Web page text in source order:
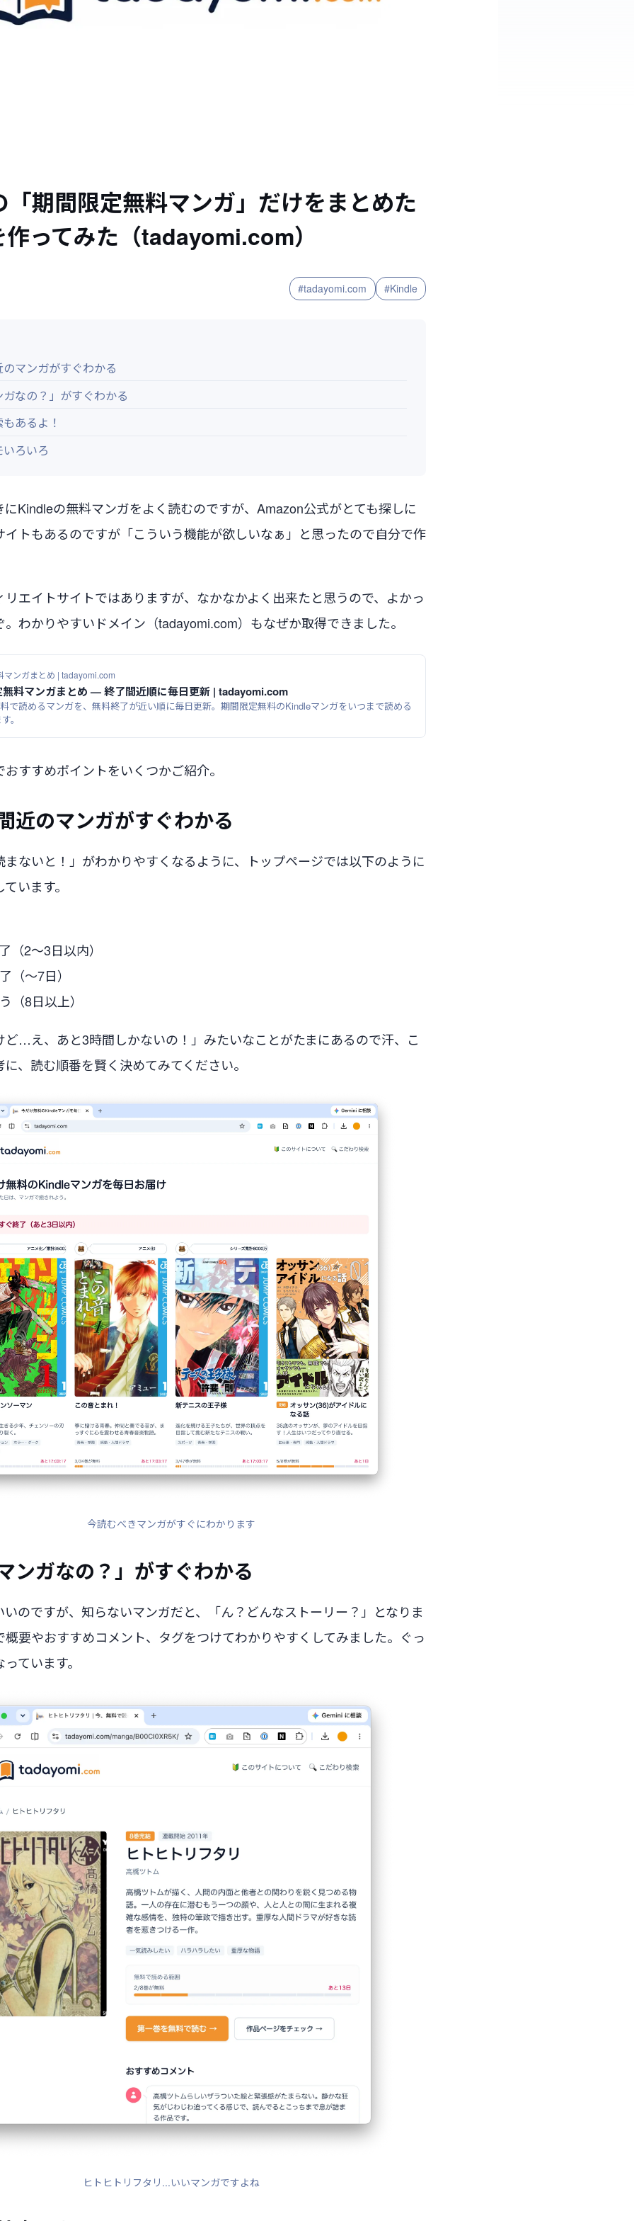
期間限定無料マンガ」だけをまとめた
ってみた（tadayomi.com）
#tadayomi.com #Kindle
マンガがすぐわかる
なの？」がすぐわかる
あるよ！
ろいろ
Kindleの無料マンガをよく読むのですが、Amazon公式がとても探しに
イトもあるのですが「こういう機能が欲しいなぁ」と思ったので自分で作
エイトサイトではありますが、なかなかよく出来たと思うので、よかっ
わかりやすいドメイン（tadayomi.com）もなぜか取得できました。
ンガまとめ | tadayomi.com
料マンガまとめ — 終了間近順に毎日更新 | tadayomi.com
で読めるマンガを、無料終了が近い順に毎日更新。期間限定無料のKindleマンガをいつまで読める
。
すすめポイントをいくつかご紹介。
近のマンガがすぐわかる
まないと！」がわかりやすくなるように、トップページでは以下のように
います。
（2〜3日以内）
（〜7日）
（8日以上）
ど…え、あと3時間しかないの！」みたいなことがたまにあるので汗、こ
、読む順番を賢く決めてみてください。
今読むべきマンガがすぐにわかります
ンガなの？」がすぐわかる
のですが、知らないマンガだと、「ん？どんなストーリー？」となりま
概要やおすすめコメント、タグをつけてわかりやすくしてみました。ぐっ
ています。
ヒトヒトリフタリ...いいマンガですよね